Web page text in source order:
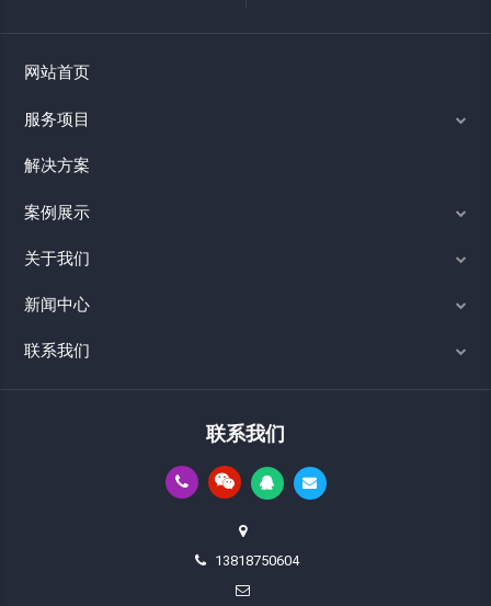
网站首页
服务项目
解决方案
案例展示
关于我们
新闻中心
联系我们
联系我们
13818750604